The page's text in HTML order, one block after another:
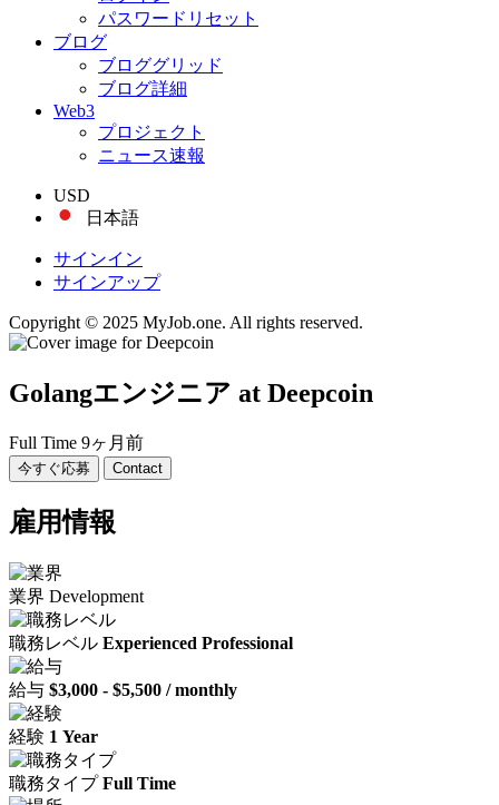
パスワードリセット
ブログ
ブロググリッド
ブログ詳細
Web3
プロジェクト
ニュース速報
USD
日本語
サインイン
サインアップ
Copyright © 2025 MyJob.one. All rights reserved.
Golangエンジニア at Deepcoin
Full Time 9ヶ月前
今すぐ応募 Contact
雇用情報
業界 Development
職務レベル Experienced Professional
給与 $3,000 - $5,500 / monthly
経験 1 Year
職務タイプ Full Time